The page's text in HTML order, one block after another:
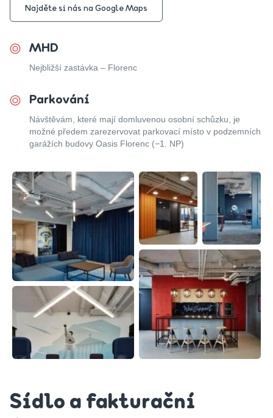
Najděte si nás na Google Maps
MHD
Nejbližší zastávka – Florenc
Parkování
Návštěvám, které mají domluvenou osobní schůzku, je
možné předem zarezervovat parkovací místo v podzemních
garážích budovy Oasis Florenc (−1. NP)
Sídlo a fakturační